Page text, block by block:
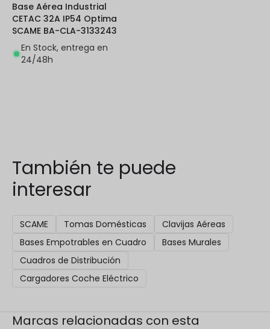
Base Aérea Industrial
CETAC 32A IP54 Optima
SCAME BA-CLA-3133243
En Stock, entrega en
24/48h
También te puede
interesar
SCAME Tomas Domésticas
Clavijas Aéreas
Bases Empotrables en Cuadro
Bases Murales
Cuadros de Distribución
Cargadores Coche Eléctrico
Marcas relacionadas con esta